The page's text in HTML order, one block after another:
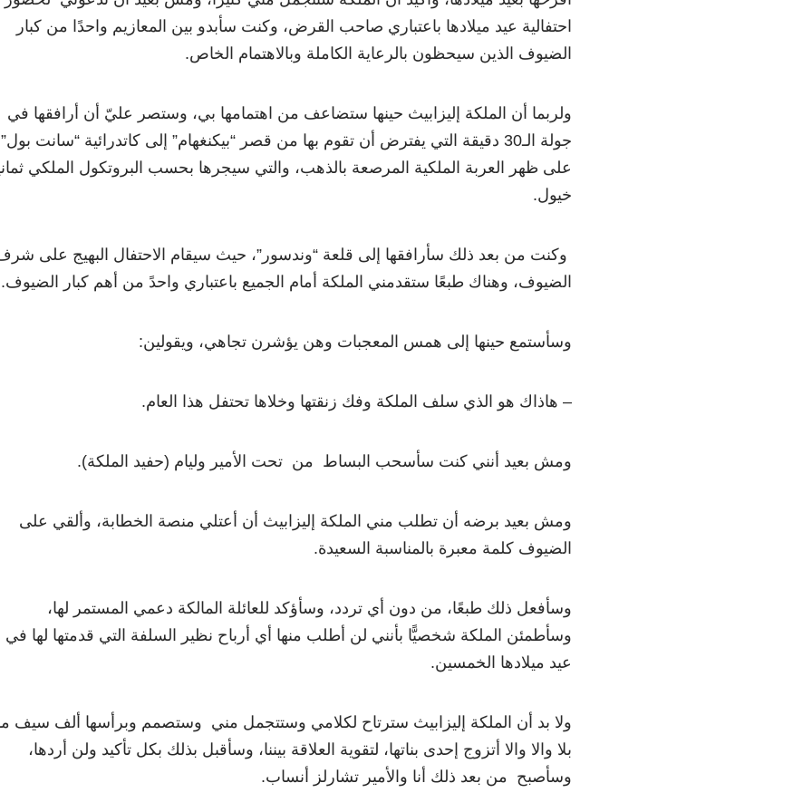
احتفالية عيد ميلادها باعتباري صاحب القرض، وكنت سأبدو بين المعازيم واحدًا من كبار
الضيوف الذين سيحظون بالرعاية الكاملة وبالاهتمام الخاص.
ولربما أن الملكة إليزابيث حينها ستضاعف من اهتمامها بي، وستصر عليّ أن أرافقها في
جولة الـ30 دقيقة التي يفترض أن تقوم بها من قصر “بيكنغهام” إلى كاتدرائية “سانت بول”
على ظهر العربة الملكية المرصعة بالذهب، والتي سيجرها بحسب البروتكول الملكي
خيول.
وكنت من بعد ذلك سأرافقها إلى قلعة “وندسور”، حيث سيقام الاحتفال البهيج على
الضيوف، وهناك طبعًا ستقدمني الملكة أمام الجميع باعتباري واحدً من أهم كبار الضيوف.
وسأستمع حينها إلى همس المعجبات وهن يؤشرن تجاهي، ويقولين:
– هاذاك هو الذي سلف الملكة وفك زنقتها وخلاها تحتفل هذا العام.
ومش بعيد أنني كنت سأسحب البساط من تحت الأمير وليام (حفيد الملكة).
ومش بعيد برضه أن تطلب مني الملكة إليزابيث أن أعتلي منصة الخطابة، وألقي على
الضيوف كلمة معبرة بالمناسبة السعيدة.
وسأفعل ذلك طبعًا، من دون أي تردد، وسأؤكد للعائلة المالكة دعمي المستمر لها،
وسأطمئن الملكة شخصيًّا بأنني لن أطلب منها أي أرباح نظير السلفة التي قدمتها لها في
عيد ميلادها الخمسين.
ولا بد أن الملكة إليزابيث سترتاح لكلامي وستتجمل مني وستصمم وبرأسها ألف سيف
بلا والا والا أتزوج إحدى بناتها، لتقوية العلاقة بيننا، وسأقبل بذلك بكل تأكيد ولن أردها،
وسأصبح من بعد ذلك أنا والأمير تشارلز أنساب.